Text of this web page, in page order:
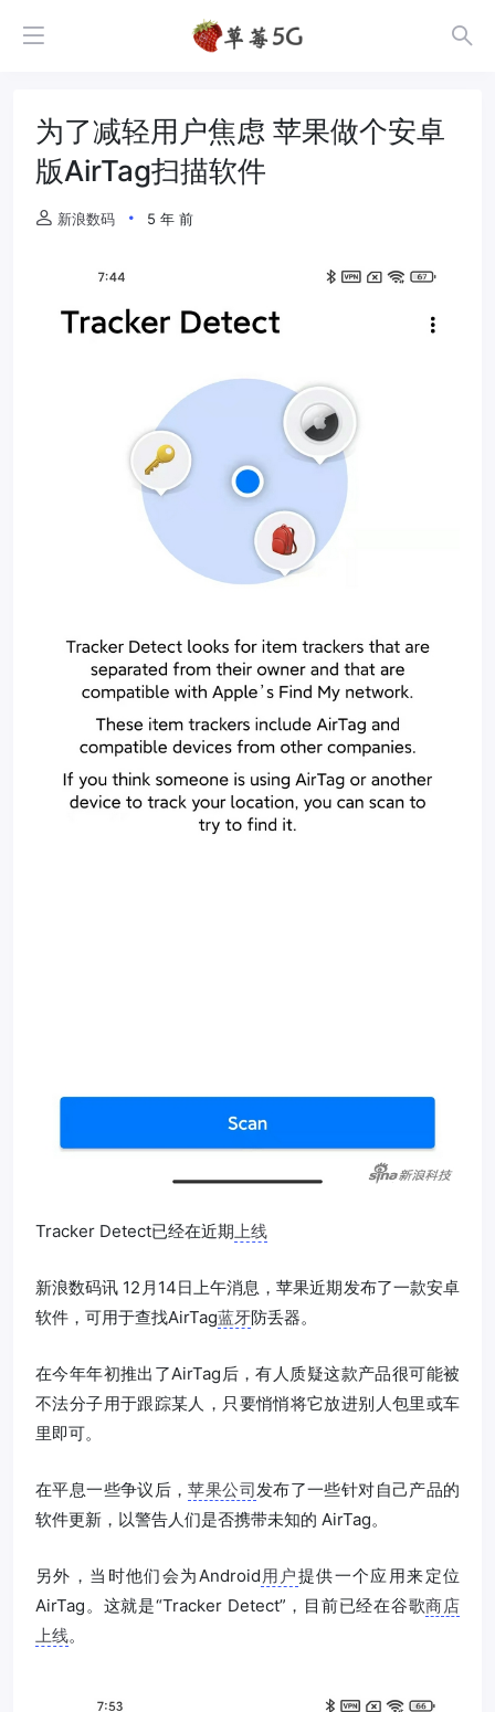
为了减轻用户焦虑 苹果做个安卓
版AirTag扫描软件
新浪数码 5 年 前
Tracker Detect已经在近期上线
新浪数码讯 12月14日上午消息，苹果近期发布了一款安卓
软件，可用于查找AirTag蓝牙防丢器。
在今年年初推出了AirTag后，有人质疑这款产品很可能被
不法分子用于跟踪某人，只要悄悄将它放进别人包里或车
里即可。
在平息一些争议后，苹果公司发布了一些针对自己产品的
软件更新，以警告人们是否携带未知的 AirTag。
另外，当时他们会为Android用户提供一个应用来定位
AirTag。这就是“Tracker Detect”，目前已经在谷歌商店
上线。